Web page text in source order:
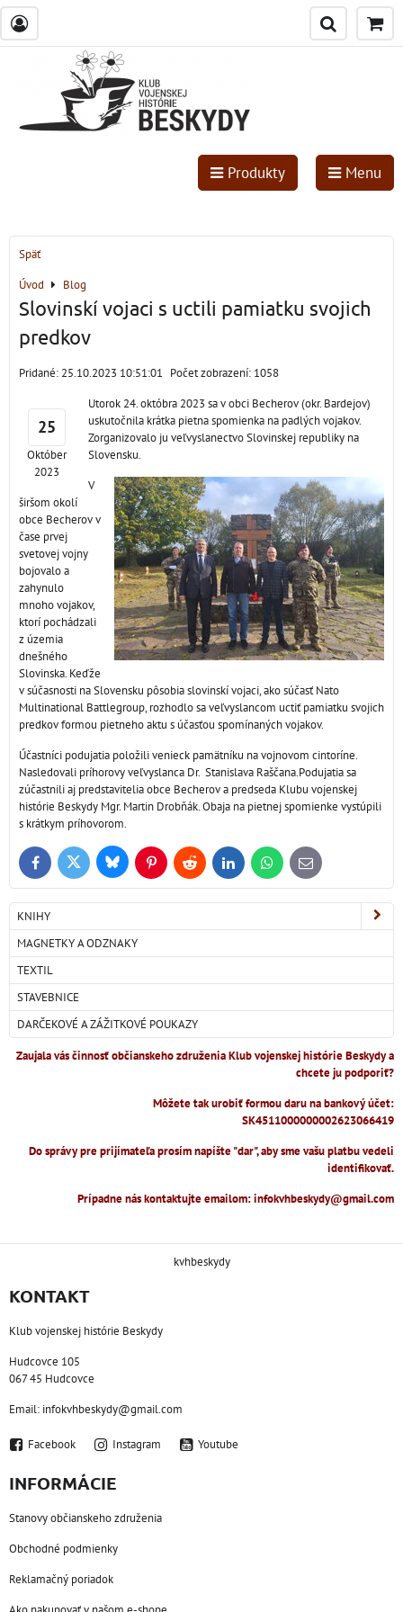
Produkty Menu
Späť
Úvod
Blog
Slovinskí vojaci s uctili pamiatku svojich
predkov
Pridané: 25.10.2023 10:51:01 Počet zobrazení: 1058
25
Október
2023
Utorok 24. októbra 2023 sa v obci Becherov (okr. Bardejov)
uskutočnila krátka pietna spomienka na padlých vojakov.
Zorganizovalo ju veľvyslanectvo Slovinskej republiky na
Slovensku.
V
širšom okolí
obce Becherov v
čase prvej
svetovej vojny
bojovalo a
zahynulo
mnoho vojakov,
ktorí pochádzali
z územia
dnešného
Slovinska. Keďže
v súčasnosti na Slovensku pôsobia slovinskí vojaci, ako súčasť Nato
Multinational Battlegroup, rozhodlo sa veľvyslancom uctiť pamiatku svojich
predkov formou pietneho aktu s účasťou spomínaných vojakov.
Účastníci podujatia položili venieck pamätníku na vojnovom cintoríne.
Nasledovali príhorovy veľvyslanca Dr. Stanislava Raščana.Podujatia sa
zúčastnili aj predstavitelia obce Becherov a predseda Klubu vojenskej
histórie Beskydy Mgr. Martin Drobňák. Obaja na pietnej spomienke vystúpili
s krátkym príhovorom.
FacebookTwitter BlueskyPinterestReddit LinkedInWhatsApp
E-
mail
KNIHY
MAGNETKY A ODZNAKY
TEXTIL
STAVEBNICE
DARČEKOVÉ A ZÁŽITKOVÉ POUKAZY
Zaujala vás činnosť občianskeho združenia Klub vojenskej histórie Beskydy a
chcete ju podporiť?
Môžete tak urobiť formou daru na bankový účet:
SK4511000000002623066419
Do správy pre prijímateľa prosím napíšte "dar", aby sme vašu platbu vedeli
identifikovať.
Prípadne nás kontaktujte emailom: infokvhbeskydy@gmail.com
kvhbeskydy
KONTAKT
Klub vojenskej histórie Beskydy
Hudcovce 105
067 45 Hudcovce
Email: infokvhbeskydy@gmail.com
Facebook Instagram Youtube
INFORMÁCIE
Stanovy občianskeho združenia
Obchodné podmienky
Reklamačný poriadok